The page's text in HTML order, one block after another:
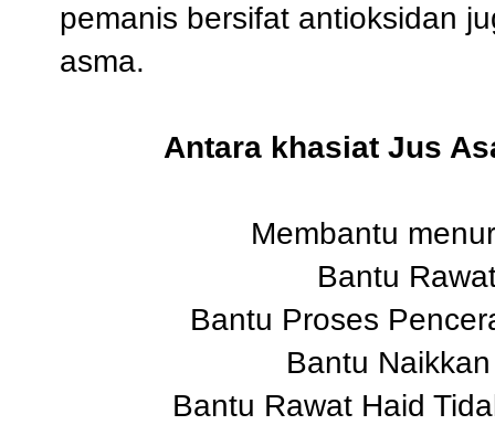
pemanis bersifat antioksidan
asma.
Antara khasiat Jus
Membantu
Bantu
Bantu Proses
Bantu
Bantu Rawat Haid